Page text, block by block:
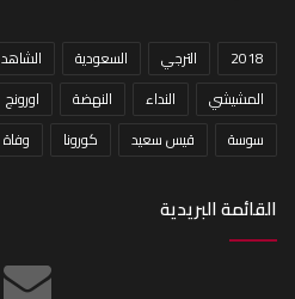
2018 الترجي السعودية الشاهد
المشيشي
النداء النهضة اورونج
سوسة
قيس سعيد كورونا وفاة
القائمة البريدية